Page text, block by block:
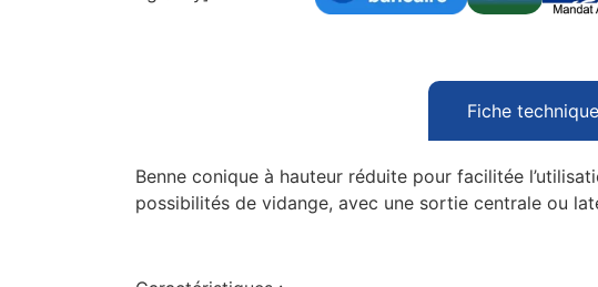
Fiche technique
Benne conique à hauteur réduite pour facilitée
possibilités de vidange, avec une sortie centrale ou